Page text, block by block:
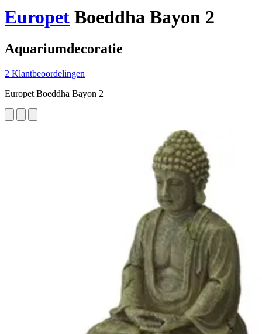
Europet Boeddha Bayon 2
Aquariumdecoratie
2 Klantbeoordelingen
Europet Boeddha Bayon 2